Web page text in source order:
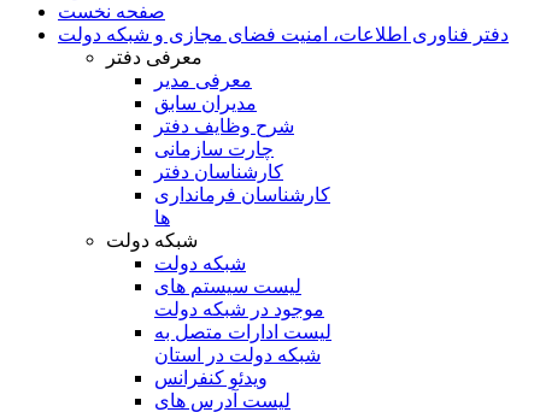
صفحه نخست
دفتر فناوری اطلاعات، امنیت فضای مجازی و شبکه دولت
معرفی دفتر
معرفی مدیر
مدیران سابق
شرح وظایف دفتر
چارت سازمانی
کارشناسان دفتر
کارشناسان فرمانداری
ها
شبکه دولت
شبکه دولت
لیست سیستم های
موجود در شبکه دولت
لیست ادارات متصل به
شبکه دولت در استان
ویدئو کنفرانس
لیست آدرس های